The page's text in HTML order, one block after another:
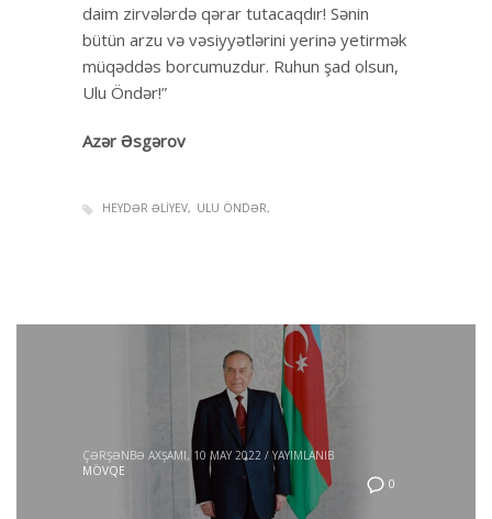
daim zirvələrdə qərar tutacaqdır! Sənin
bütün arzu və vəsiyyətlərini yerinə yetirmək
müqəddəs borcumuzdur. Ruhun şad olsun,
Ulu Öndər!”
Azər Əsgərov
HEYDƏR ƏLIYEV ULU ÖNDƏR
0
ÇƏRŞƏNBƏ AXŞAMI, 10 MAY 2022 / YAYIMLANIB
MÖVQE